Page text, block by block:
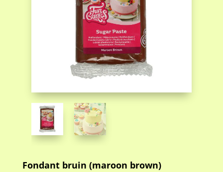
Fondant bruin (maroon brown)